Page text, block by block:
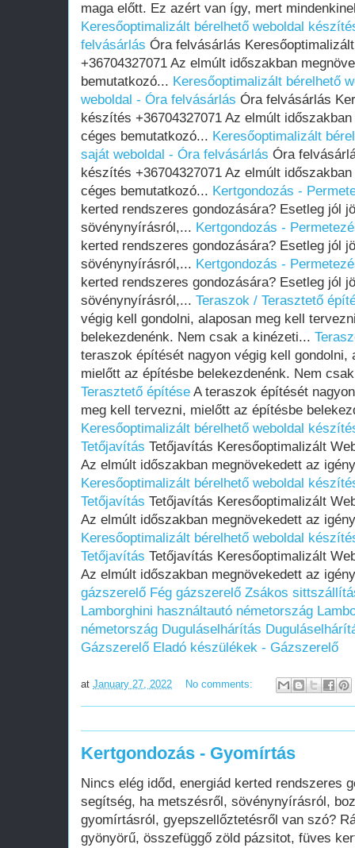
maga előtt. Ez azért van így, mert
Keresőoptimalizált bérelhető weboldal
felvásárlás Óra felvásárlás
+36704327071 Az elmúlt időszakban
bemutatkozó... Keresőoptimalizált bérelhető
weboldal - Óra felvásárlás Óra felvásárlás
készítés +36704327071 Az elmúlt
céges bemutatkozó... Keresőoptimalizált
saját weboldal - Óra felvásárlás Óra
készítés +36704327071 Az elmúlt
céges bemutatkozó... Kertgondozás -
kerted rendszeres gondozására? Esetleg jól
sövénynyírásról,... Kertgondozás -
kerted rendszeres gondozására? Esetleg jól
sövénynyírásról,... Kertgondozás -
kerted rendszeres gondozására? Esetleg jól
sövénynyírásról,... Teraszok / Terasztető
végig kell gondolni, alaposan meg kell
belekezdenénk. Nem csak a kinézeti...
teraszok építését nagyon végig kell gondolni,
mielőtt az építésbe belekezdenénk. Nem
Terasztető építése A teraszok építését
meg kell tervezni, mielőtt az építésbe
Keresőoptimalizált bérelhető weboldal
Tetőjavítás Tetőjavítás Keresőoptimalizált
Az elmúlt időszakban megnövekedett az
Keresőoptimalizált bérelhető weboldal
Tetőjavítás Tetőjavítás Keresőoptimalizált
Az elmúlt időszakban megnövekedett az
Keresőoptimalizált bérelhető weboldal
Tetőjavítás Tetőjavítás Keresőoptimalizált
Az elmúlt időszakban megnövekedett az
gázszerelő Fég gázszerelő Zsákos
Lamborghini használtautó németország
németország Duguláselhárítás
Gázszerelő Eladó készülékek - Gázszerelő
at January 27, 2022 No comments:
Kertgondozás - Gyomírtás
Nincs elég időd, energiád kerted rendszeres
segítség, ha metszésről, sövénynyírásról,
gyomírtásról, gyepszellőztetésről van szó?
gyönyörű, összefüggő zöld pázsitot, füves